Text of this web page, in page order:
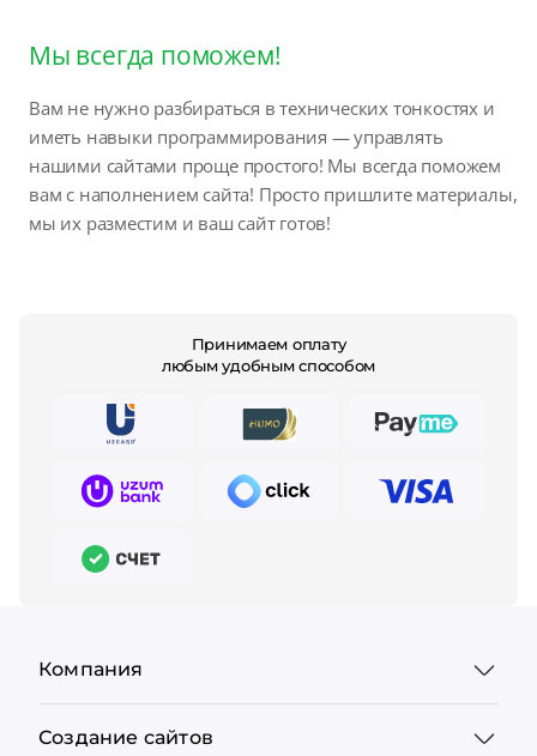
Мы всегда поможем!
Вам не нужно разбираться в технических тонкостях и
иметь навыки программирования — управлять
нашими сайтами проще простого! Мы всегда поможем
вам с наполнением сайта! Просто пришлите материалы,
мы их разместим и ваш сайт готов!
Принимаем оплату
любым удобным способом
Компания
Создание сайтов